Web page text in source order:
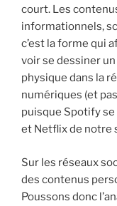
court. Les
informationnels,
c’est la forme qui
voir se dessiner
physique dans la
numériques (et
puisque Spotify
et Netflix de notre
Sur les réseaux
des contenus
Poussons donc